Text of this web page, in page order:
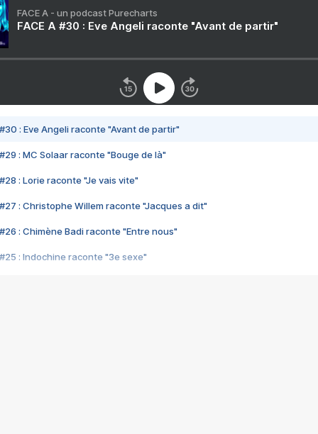
FACE A - un podcast Purecharts
FACE A #30 : Eve Angeli raconte "Avant de partir"
#30 : Eve Angeli raconte "Avant de partir"
#29 : MC Solaar raconte "Bouge de là"
#28 : Lorie raconte "Je vais vite"
#27 : Christophe Willem raconte "Jacques a dit"
#26 : Chimène Badi raconte "Entre nous"
#25 : Indochine raconte "3e sexe"